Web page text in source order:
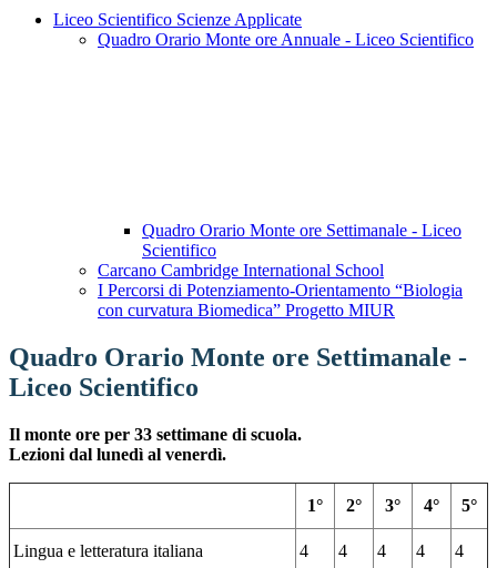
Liceo Scientifico Scienze Applicate
Quadro Orario Monte ore Annuale - Liceo Scientifico
Quadro Orario Monte ore Settimanale - Liceo
Scientifico
Carcano Cambridge International School
I Percorsi di Potenziamento-Orientamento “Biologia
con curvatura Biomedica” Progetto MIUR
Quadro Orario Monte ore Settimanale -
Liceo Scientifico
Il monte ore per 33 settimane di scuola.
Lezioni dal lunedì al venerdì.
1° 2° 3° 4° 5°
Lingua e letteratura italiana 4 4 4 4 4